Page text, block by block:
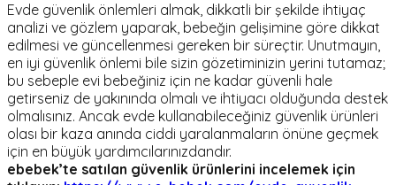
Evde güvenlik önlemleri almak, dikkatli bir şekilde ihtiyaç
analizi ve gözlem yaparak, bebeğin gelişimine göre dikkat
edilmesi ve güncellenmesi gereken bir süreçtir. Unutmayın,
en iyi güvenlik önlemi bile sizin gözetiminizin yerini tutamaz;
bu sebeple evi bebeğiniz için ne kadar güvenli hale
getirseniz de yakınında olmalı ve ihtiyacı olduğunda destek
olmalısınız. Ancak evde kullanabileceğiniz güvenlik ürünleri
olası bir kaza anında ciddi yaralanmaların önüne geçmek
için en büyük yardımcılarınızdandır.
ebebek’te satılan güvenlik ürünlerini incelemek için